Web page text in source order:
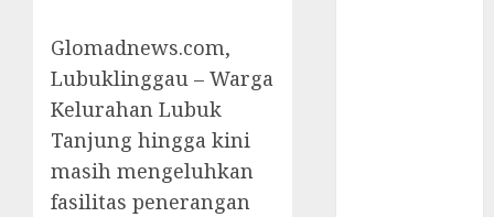
Glomadnews.com,
Lubuklinggau – Warga
Kelurahan Lubuk
Tanjung hingga kini
masih mengeluhkan
fasilitas penerangan